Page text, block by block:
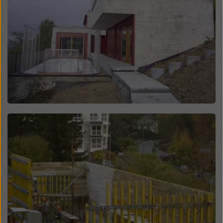
Open
manière soient soumises à l'accès des autorités de
ces pays tiers à des fins de contrôle et de surveillance
et qu'il n'y ait pas de recours juridique efficace contre
cela. Vous pouvez rejeter tous les cookies nécessitant
un consentement en cliquant sur « Rejeter » ou en
ajustant vosparamètres de cookies
en cliquant sur les
paramètres de cookies au bas de ce site web et en
utilisant les cases à cocher correspondantes. Vous
pouvez révoquer votre consentement à tout moment,
avec effet futur et sans indication de motif, en cliquant
surparamètres de cookiesau bas de ce site web.
Vous trouverez de plus amples informations sur nos
cookies
dans notre politique de confidentialité
vous offrons également la possibilité de sélectionner
vos cookies (paramètres avancés des cookies).